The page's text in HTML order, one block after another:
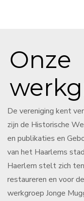
Onze
De vereniging kent
zijn de Historische
en publikaties en
van het Haarlems
Haerlem stelt zich
restaureren en voor
werkgroep Jonge